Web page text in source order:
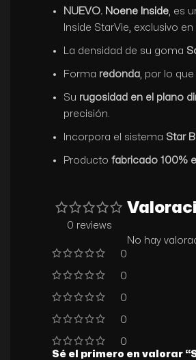
NUEVO. Noene Inside, es
Inside StarVie, exclusivo
La densidad de su goma
Forma redonda, por lo
Su rugosidad en el plano
precisión.
Incorpora el sistema Star
Producto fabricado 100%
0 reviews
0
0
0
0
0
No hay
Sé el primero en valorar